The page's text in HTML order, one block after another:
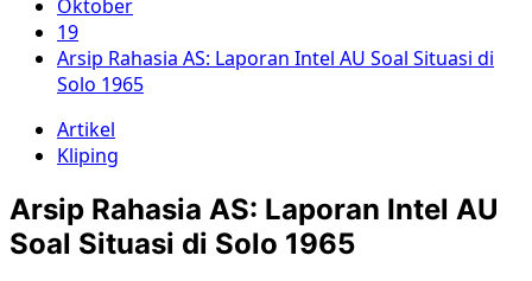
Oktober
19
Arsip Rahasia AS: Laporan Intel AU Soal Situasi di
Solo 1965
Artikel
Kliping
Arsip Rahasia AS: Laporan Intel AU
Soal Situasi di Solo 1965